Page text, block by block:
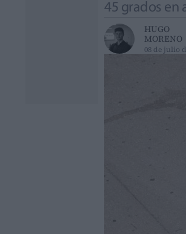
45 grados en
HUGO
MORENO
08 de julio